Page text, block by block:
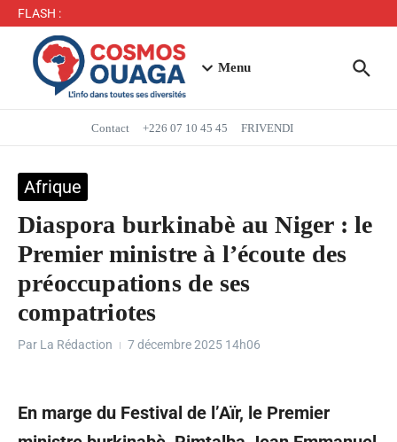
FLASH :
Mbappé entre dans l’histoire des Bleus
Menu
Contact +226 07 10 45 45 FRIVENDI
Afrique
Diaspora burkinabè au Niger : le
Premier ministre à l’écoute des
préoccupations de ses
compatriotes
Par La Rédaction 7 décembre 2025 14h06
En marge du Festival de l’Aïr, le Premier